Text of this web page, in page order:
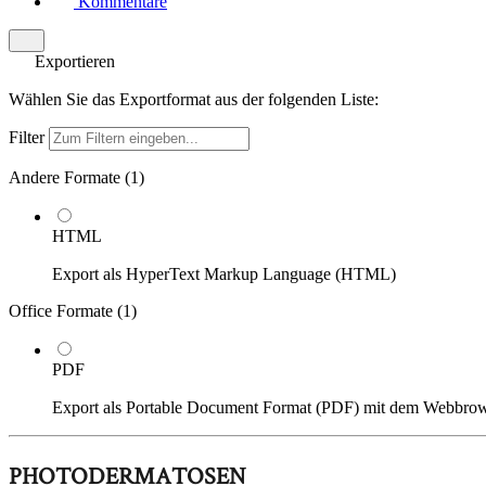
Exportieren
Wählen Sie das Exportformat aus der folgenden Liste:
Filter
Andere Formate (1)
HTML
Export als HyperText Markup Language (HTML)
Office Formate (1)
PDF
Export als Portable Document Format (PDF) mit dem
PHOTODERMATOSEN